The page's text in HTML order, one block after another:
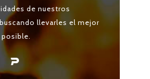
de nuestros
llevarles el mejor